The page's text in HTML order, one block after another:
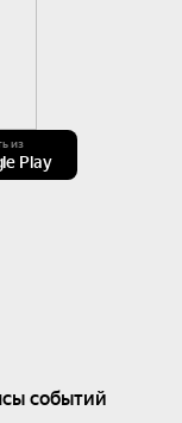
из
Play
событий